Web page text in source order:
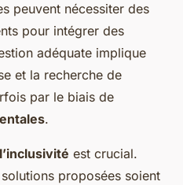
peuvent nécessiter des
pour intégrer des
adéquate implique
et la recherche de
par le biais de
.
est crucial.
proposées soient